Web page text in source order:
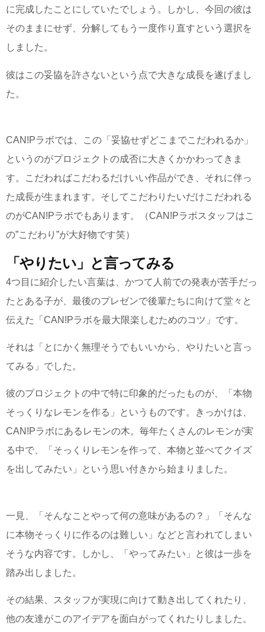
に完成したことにしていたでしょう。しかし、今回の彼は
そのままにせず、分解してもう一度作り直すという選択を
しました。
彼はこの妥協を許さないという点で大きな成長を遂げまし
た。
CAN!Pラボでは、この「妥協せずどこまでこだわれるか」
というのがプロジェクトの成否に大きくかかわってきま
す。こだわればこだわるだけいい作品ができ、それに伴っ
た成長が生まれます。そしてこだわりたいだけこだわれる
のがCAN!Pラボでもあります。（CAN!Pラボスタッフはこ
の”こだわり”が大好物です笑）
「やりたい」と言ってみる
4つ目に紹介したい言葉は、かつて人前での発表が苦手だっ
たとある子が、最後のプレゼンで後輩たちに向けて堂々と
伝えた「CAN!Pラボを最大限楽しむためのコツ」です。
それは「とにかく無理そうでもいいから、やりたいと言っ
てみる」でした。
彼のプロジェクトの中で特に印象的だったものが、「本物
そっくりなレモンを作る」というものです。きっかけは、
CAN!Pラボにあるレモンの木。毎年たくさんのレモンが実
る中で、「そっくりレモンを作って、本物と並べてクイズ
を出してみたい」という思い付きから始まりました。
一見、「そんなことやって何の意味があるの？」「そんな
に本物そっくりに作るのは難しい」などと言われてしまい
そうな内容です。しかし、「やってみたい」と彼は一歩を
踏み出しました。
その結果、スタッフが実現に向けて動き出してくれたり、
他の友達がこのアイデアを面白がってくれたりしました。